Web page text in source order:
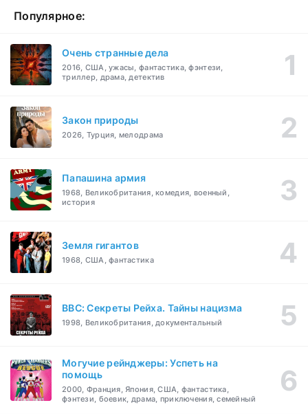
Популярное:
Очень странные дела
2016, США, ужасы, фантастика, фэнтези,
триллер, драма, детектив
Закон природы
2026, Турция, мелодрама
Папашина армия
1968, Великобритания, комедия, военный,
история
Земля гигантов
1968, США, фантастика
BBC: Секреты Рейха. Тайны нацизма
1998, Великобритания, документальный
Могучие рейнджеры: Успеть на
помощь
2000, Франция, Япония, США, фантастика,
фэнтези, боевик, драма, приключения, семейный